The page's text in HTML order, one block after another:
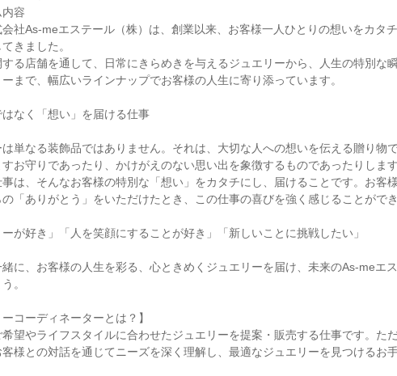
容
社As-meエステール（株）は、創業以来、お客様一人ひとりの想いをカタ
きました。
る店舗を通して、日常にきらめきを与えるジュエリーから、人生の特別な
まで、幅広いラインナップでお客様の人生に寄り添っています。
はなく「想い」を届ける仕事
単なる装飾品ではありません。それは、大切な人への想いを伝える贈り物
お守りであったり、かけがえのない思い出を象徴するものであったりします
は、そんなお客様の特別な「想い」をカタチにし、届けることです。お客
「ありがとう」をいただけたとき、この仕事の喜びを強く感じることができ
ーが好き」「人を笑顔にすることが好き」「新しいことに挑戦したい」
に、お客様の人生を彩る、心ときめくジュエリーを届け、未来のAs-meエ
。
ーコーディネーターとは？】
望やライフスタイルに合わせたジュエリーを提案・販売する仕事です。た
様との対話を通じてニーズを深く理解し、最適なジュエリーを見つけるお